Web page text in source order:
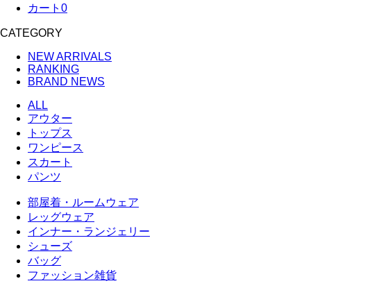
カート 0
CATEGORY
NEW ARRIVALS
RANKING
BRAND NEWS
ALL
アウター
トップス
ワンピース
スカート
パンツ
部屋着・ルームウェア
レッグウェア
インナー・ランジェリー
シューズ
バッグ
ファッション雑貨